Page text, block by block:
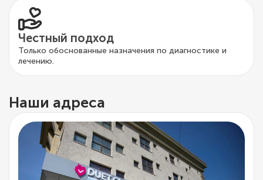
Честный подход
Только обоснованные назначения по диагностике и
лечению.
Наши адреса